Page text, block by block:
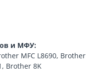
и МФУ:
MFC L8690, Brother
Brother 8K